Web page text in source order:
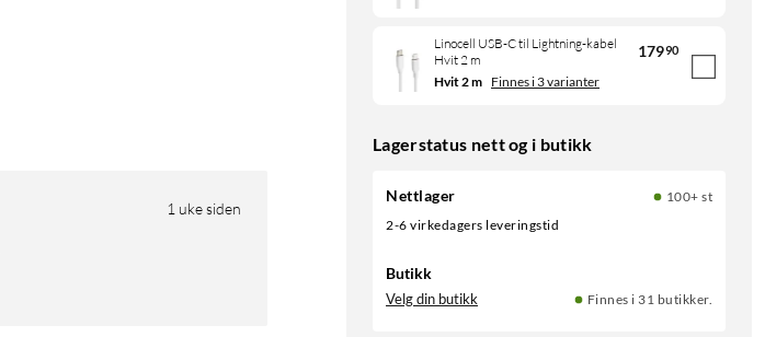
Linocell USB-C til Lightning-kabel
Hvit 2 m
17990
Hvit 2 m Finnes i 3 varianter
Lagerstatus nett og i butikk
Nettlager
100+ st
2-6 virkedagers leveringstid
Butikk
Velg din butikk Finnes i 31 butikker.
1 uke siden